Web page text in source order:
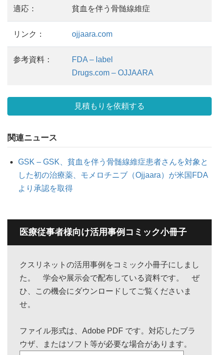
適応： 貧血を伴う骨髄線維症
リンク： ojjaara.com
参考資料：
FDA – label
Drugs.com – OJJAARA
見積もりを依頼する
関連ニュース
GSK – GSK、貧血を伴う骨髄線維症患者さんを対象と
した初の治療薬、モメロチニブ（Ojjaara）が米国FDA
より承認を取得
医療従事者様向け活用事例コミック小冊子
クスリネットの活用事例をコミック小冊子にしまし
た。 学会や展示会で配布している資料です。 ぜ
ひ、この機会にダウンロードしてご覧くださいま
せ。
ファイル形式は、Adobe PDF です。対応したブラ
ウザ、またはソフト等が必要な場合があります。